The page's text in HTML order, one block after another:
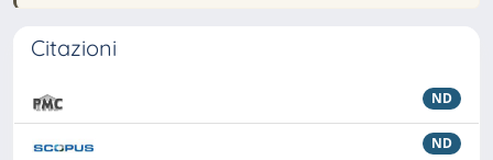
Citazioni
ND
ND